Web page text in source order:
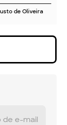
de Oliveira